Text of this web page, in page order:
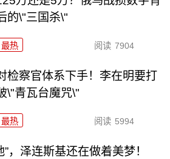
的\"三国杀\"
最热 阅读 7904
检察官体系下手！李在明要打
\"青瓦台魔咒\"
最热 阅读 5994
，泽连斯基还在做着美梦！